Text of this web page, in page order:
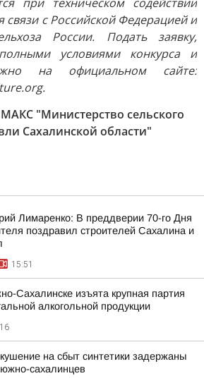
связи с Российской Федерацией и
России. Подать заявку,
условиями конкурса и
на официальном сайте:
"Министерство сельского
Сахалинской области"
Лимаренко: В преддверии 70-го Дня
поздравил строителей Сахалина и
15:51
Сахалинске изъята крупная партия
алкогольной продукции
на сбыт синтетики задержаны
сахалинцев